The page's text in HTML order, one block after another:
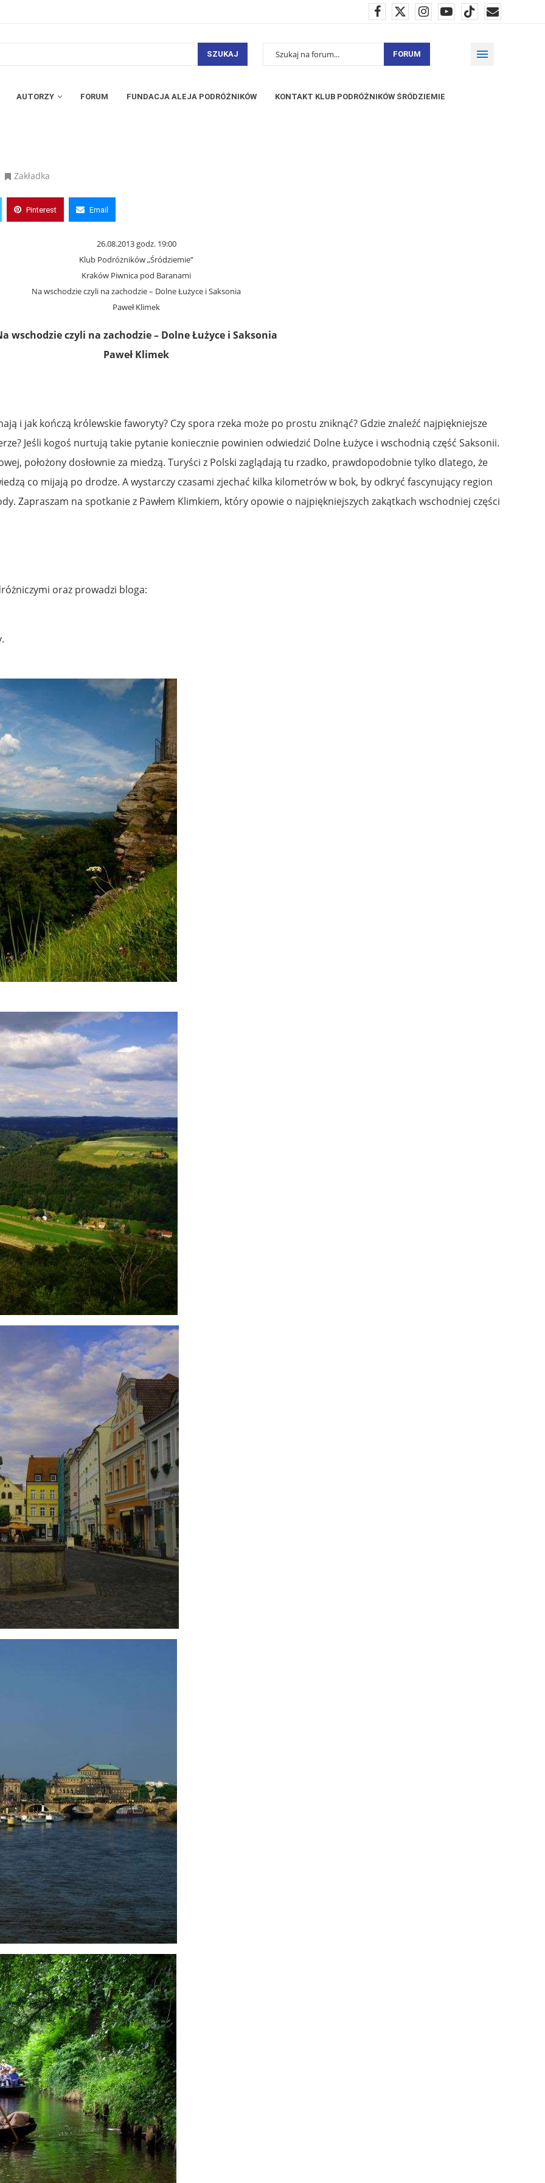
SZUKAJ FORUM
AUTORZY FORUM FUNDACJA ALEJA PODRÓŻNIKÓW KONTAKT KLUB PODRÓŻNIKÓW ŚRÓDZIEMIE
Zakładka
Pinterest Email
26.08.2013 godz. 19:00
Klub Podróżników „Śródziemie”
Kraków Piwnica pod Baranami
Na wschodzie czyli na zachodzie – Dolne Łużyce i Saksonia
Paweł Klimek
wschodzie czyli na zachodzie – Dolne Łużyce i Saksonia
Paweł Klimek
i jak kończą królewskie faworyty? Czy spora rzeka może po prostu zniknąć? Gdzie znaleźć najpiękniejsze
Jeśli kogoś nurtują takie pytanie koniecznie powinien odwiedzić Dolne Łużyce i wschodnią część Saksonii.
położony dosłownie za miedzą. Turyści z Polski zaglądają tu rzadko, prawdopodobnie tylko dlatego, że
co mijają po drodze. A wystarczy czasami zjechać kilka kilometrów w bok, by odkryć fascynujący region
Zapraszam na spotkanie z Pawłem Klimkiem, który opowie o najpiękniejszych zakątkach wschodniej części
oraz prowadzi bloga: